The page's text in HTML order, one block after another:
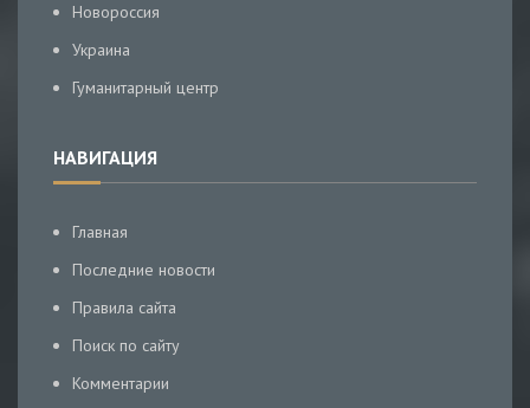
Новороссия
Украина
Гуманитарный центр
НАВИГАЦИЯ
Главная
Последние новости
Правила сайта
Поиск по сайту
Комментарии